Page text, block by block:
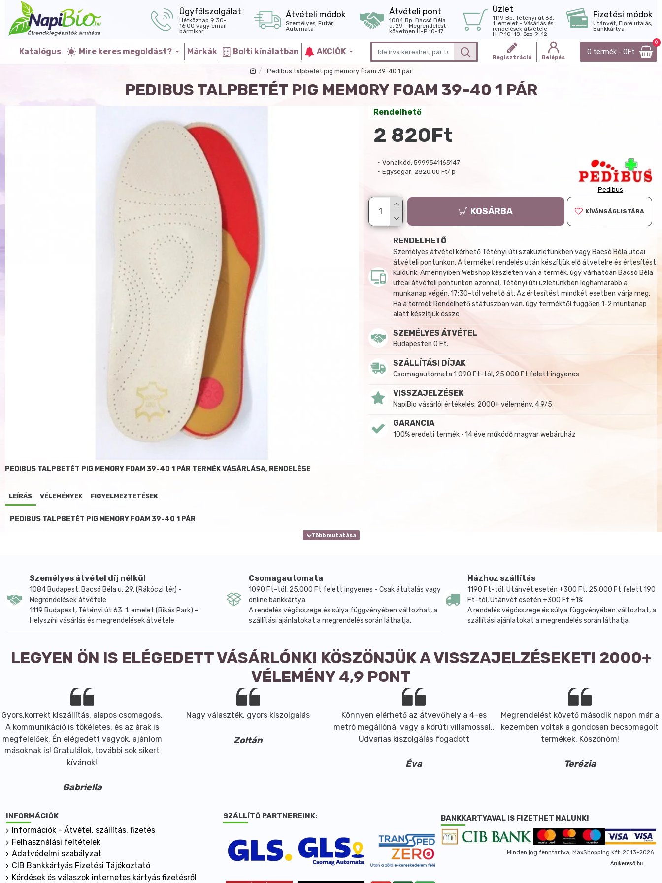
Ügyfélszolgálat
Hétköznap 9:30-
16:00 vagy email
bármikor
Átvételi módok
Személyes, Futár,
Automata
Átvételi pont
1084 Bp. Bacsó Béla
u. 29 - Megrendelést
követően H-P 10-17
Üzlet
1119 Bp. Tétényi út 63.
1. emelet - Vásárlás és
rendelések átvétele
H-P 10-18, Szo 9-12
Fizetési módok
Utánvét, Előre utalás,
Bankkártya
Katalógus Mire keres megoldást? Márkák Bolti kínálatban AKCIÓK
Regisztráció Belépés
0 termék - 0Ft
0
Pedibus talpbetét pig memory foam 39-40 1 pár
PEDIBUS TALPBETÉT PIG MEMORY FOAM 39-40 1 PÁR
Vonalkód: 5999541165147
Egységár: 2820.00 Ft/ p
Pedibus
Rendelhető
2 820Ft
KOSÁRBA KÍVÁNSÁGLISTÁRA
RENDELHETŐ
Személyes átvétel kérhető Tétényi úti szaküzletünkben vagy Bacsó Béla utcai
átvételi pontunkon. A terméket rendelés után készítjük elő átvételre és értesítést
küldünk. Amennyiben Webshop készleten van a termék, úgy várhatóan Bacsó Béla
utcai átvételi pontunkon azonnal, Tétényi úti üzletünkben leghamarabb a
munkanap végén, 17:30-tól vehető át. Az értesítést mindkét esetben várja meg.
Ha a termék Rendelhető státuszban van, úgy terméktől függően 1-2 munkanap
alatt készítjük össze
SZEMÉLYES ÁTVÉTEL
Budapesten 0 Ft.
SZÁLLÍTÁSI DÍJAK
Csomagautomata 1 090 Ft-tól, 25 000 Ft felett ingyenes
VISSZAJELZÉSEK
NapiBio vásárlói értékelés: 2000+ vélemény, 4,9/5.
GARANCIA
100% eredeti termék • 14 éve működő magyar webáruház
PEDIBUS TALPBETÉT PIG MEMORY FOAM 39-40 1 PÁR TERMÉK VÁSÁRLÁSA, RENDELÉSE
LEÍRÁS VÉLEMÉNYEK FIGYELMEZTETÉSEK
PEDIBUS TALPBETÉT PIG MEMORY FOAM 39-40 1 PÁR
Személyes átvétel díj nélkül
1084 Budapest, Bacsó Béla u. 29. (Rákóczi tér) -
Megrendelések átvétele
1119 Budapest, Tétényi út 63. 1. emelet (Bikás Park) -
Helyszíni vásárlás és megrendelések átvétele
Csomagautomata
1090 Ft-tól, 25.000 Ft felett ingyenes - Csak átutalás vagy
online bankkártya
A rendelés végösszege és súlya függvényében változhat, a
szállítási ajánlatokat a megrendelés során láthatja.
Házhoz szállítás
1190 Ft-tól, Utánvét esetén +300 Ft, 25.000 Ft felett 190
Ft-tól, Utánvét esetén +300 Ft +1%
A rendelés végösszege és súlya függvényében változhat, a
szállítási ajánlatokat a megrendelés során láthatja.
LEGYEN ÖN IS ELÉGEDETT VÁSÁRLÓNK! KÖSZÖNJÜK A VISSZAJELZÉSEKET! 2000+
VÉLEMÉNY 4,9 PONT
Gyors,korrekt kiszállítás, alapos csomagoás.
A kommunikáció is tökéletes, és az árak is
megfelelőek. Én elégedett vagyok, ajánlom
másoknak is! Gratulálok, további sok sikert
kívánok!
Gabriella
Nagy választék, gyors kiszolgálás
Zoltán
Könnyen elérhető az átvevőhely a 4-es
metró megállónál vagy a körúti villamossal..
Udvarias kiszolgálás fogadott
Éva
Megrendelést követő második napon már a
kezemben voltak a gondosan becsomagolt
termékek. Köszönöm!
Terézia
INFORMÁCIÓK
Információk - Átvétel, szállítás, fizetés
Felhasználási feltételek
Adatvédelmi szabályzat
CIB Bankkártyás Fizetési Tájékoztató
Kérdések és válaszok internetes kártyás fizetésről
SZÁLLÍTÓ PARTNEREINK: BANKKÁRTYÁVAL IS FIZETHET NÁLUNK!
Minden jog fenntartva, MaxShopping Kft. 2013-2026
Árukereső.hu